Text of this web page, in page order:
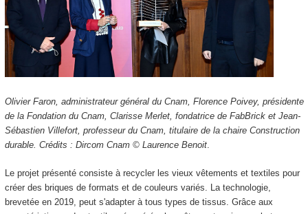
Olivier Faron, administrateur général du Cnam, Florence Poivey, présidente
de la Fondation du Cnam, Clarisse Merlet, fondatrice de FabBrick et Jean-
Sébastien Villefort, professeur du Cnam, titulaire de la chaire Construction
durable. Crédits : Dircom Cnam © Laurence Benoit.
Le projet présenté consiste à recycler les vieux vêtements et textiles pour
créer des briques de formats et de couleurs variés. La technologie,
brevetée en 2019, peut s'adapter à tous types de tissus. Grâce aux